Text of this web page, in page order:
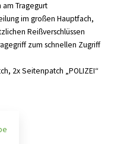
am Tragegurt
im großen Hauptfach,
Reißverschlüssen
zum schnellen Zugriff
2x Seitenpatch „POLIZEI“